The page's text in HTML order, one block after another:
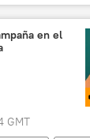
Franja de Gaza
ONU
en el
GMT